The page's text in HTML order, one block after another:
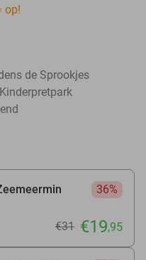
op!
de Sprookjes
36%
€31 €19,95